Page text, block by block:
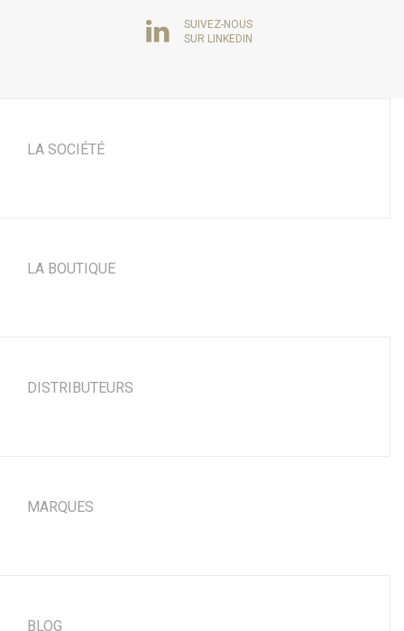
SUIVEZ-NOUS
SUR LINKEDIN
LA SOCIÉTÉ
LA BOUTIQUE
DISTRIBUTEURS
MARQUES
BLOG